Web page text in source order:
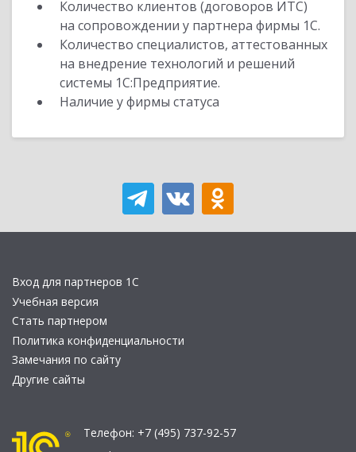
Количество клиентов (договоров ИТС)
на сопровождении у партнера фирмы 1С.
Количество специалистов, аттестованных
на внедрение технологий и решений
системы 1С:Предприятие.
Наличие у фирмы статуса
Вход для партнеров 1С
Учебная версия
Стать партнером
Политика конфиденциальности
Замечания по сайту
Другие сайты
Телефон: +7 (495) 737-92-57